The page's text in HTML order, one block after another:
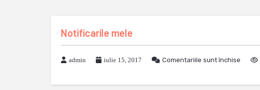
Notificarile mele
admin iulie 15, 2017 Comentariile sunt închise